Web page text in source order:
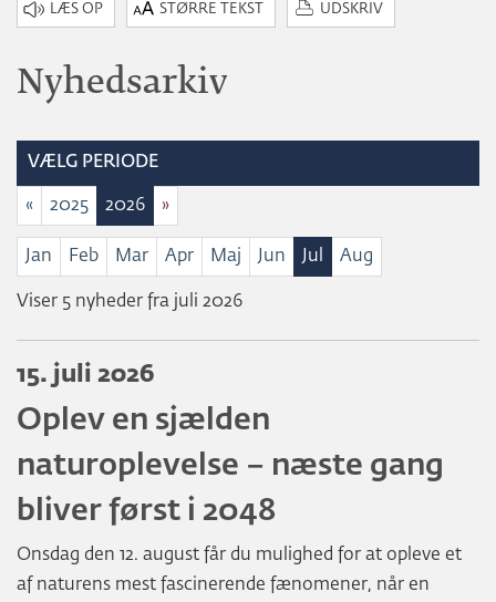
STØRRE TEKST UDSKRIV
Nyhedsarkiv
VÆLG PERIODE
« 2025 2026 »
Jan Feb Mar Apr Maj Jun Jul Aug
Viser 5 nyheder fra juli 2026
15. juli 2026
Oplev en sjælden
naturoplevelse – næste gang
bliver først i 2048
Onsdag den 12. august får du mulighed for at opleve et
af naturens mest fascinerende fænomener, når en